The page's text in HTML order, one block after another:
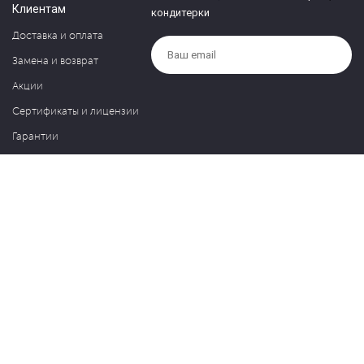
Клиентам
Доставка и оплата
Замена и возврат
Акции
Сертификаты и лицензии
Гарантии
кондитерки